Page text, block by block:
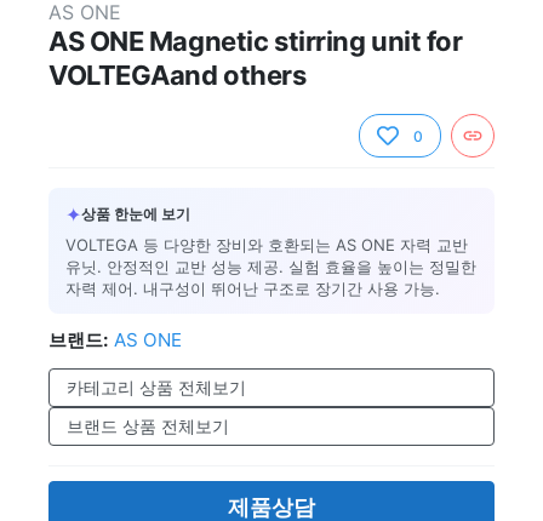
AS ONE
AS ONE Magnetic stirring unit for
VOLTEGAand others
0
✦상품 한눈에 보기
VOLTEGA 등 다양한 장비와 호환되는 AS ONE 자력 교반
유닛. 안정적인 교반 성능 제공. 실험 효율을 높이는 정밀한
자력 제어. 내구성이 뛰어난 구조로 장기간 사용 가능.
브랜드: AS ONE
카테고리 상품 전체보기
브랜드 상품 전체보기
제품상담